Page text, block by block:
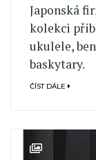
Japonská
kolekci
ukulele,
baskytary.
ČÍST DÁLE